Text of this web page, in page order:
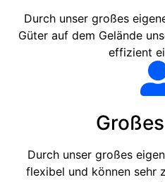
Durch unser großes
Güter auf dem Gelände
effizient
Durch unser großes
flexibel und können sehr